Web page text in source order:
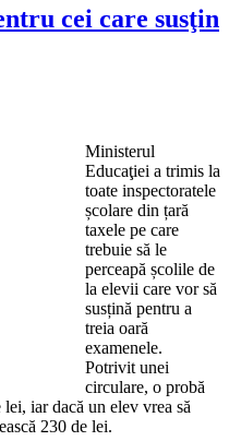
cei care susţin
Ministerul
Educaţiei a trimis la
toate inspectoratele
școlare din țară
taxele pe care
trebuie să le
perceapă școlile de
la elevii care vor să
susțină pentru a
treia oară
examenele.
Potrivit unei
circulare, o probă
iar dacă un elev vrea să
230 de lei.